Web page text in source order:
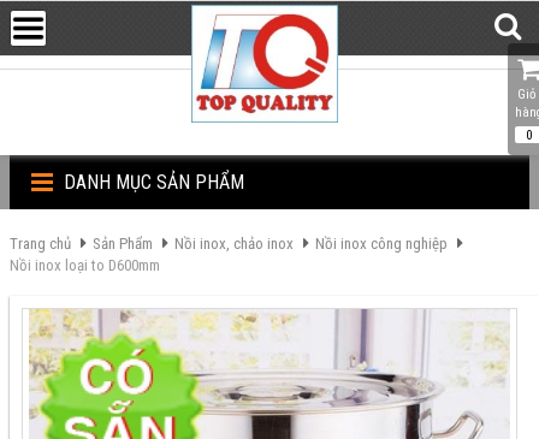
DANH MỤC SẢN PHẨM
Trang chủ Sản Phẩm Nồi inox, chảo inox
Nồi inox công nghiệp
Nồi inox loại to D600mm
Giỏ
0